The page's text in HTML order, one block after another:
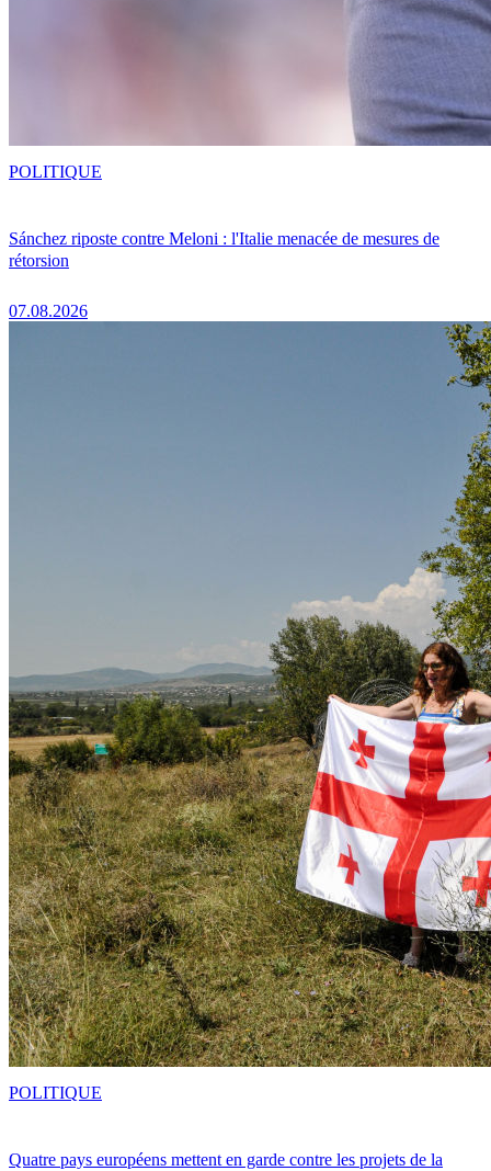
Sánchez riposte contre Meloni : l'Italie menacée de mesures de
rétorsion
07.08.2026
POLITIQUE
Quatre pays européens mettent en garde contre les projets de la
POLITIQUE